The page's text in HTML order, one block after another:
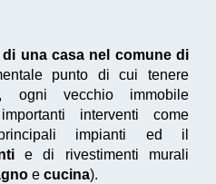
una casa nel comune di
punto di cui tenere
ogni vecchio immobile
interventi come
impianti ed il
e di rivestimenti murali
e cucina).